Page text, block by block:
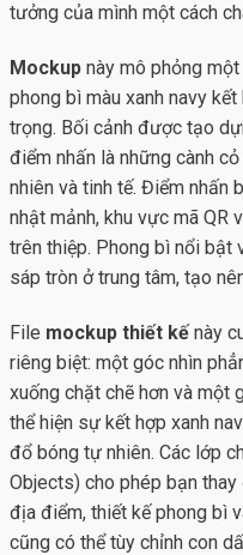
tưởng của mình một cách
Mockup này mô phỏng
phong bì màu xanh navy
trọng. Bối cảnh được tạo
điểm nhấn là những cành
nhiên và tinh tế. Điểm nhấn
nhật mảnh, khu vực mã QR
trên thiệp. Phong bì nổi bật
sáp tròn ở trung tâm, tạo
File mockup thiết kếnày
riêng biệt: một góc nhìn
xuống chặt chẽ hơn và một
thể hiện sự kết hợp xanh
đổ bóng tự nhiên. Các lớp
Objects) cho phép bạn thay
địa điểm, thiết kế phong bì
cũng có thể tùy chỉnh con